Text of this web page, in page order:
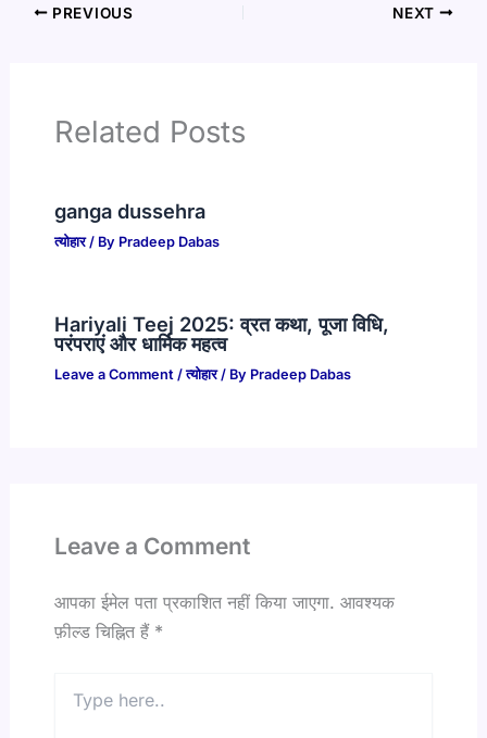
PREVIOUS NEXT
Related Posts
ganga dussehra
त्योहार/ By Pradeep Dabas
Hariyali Teej 2025: व्रत कथा, पूजा विधि,
परंपराएं और धार्मिक महत्व
Leave a Comment /त्योहार/ By Pradeep Dabas
Leave a Comment
आपका ईमेल पता प्रकाशित नहीं किया जाएगा. आवश्यक
फ़ील्ड चिह्नित हैं *
here..